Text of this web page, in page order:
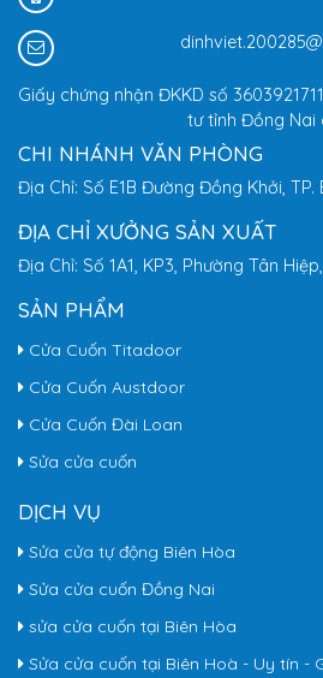
Giấy chứng nhận ĐKKD số
tư tỉnh Đồng Nai
CHI NHÁNH VĂN PHÒNG
Địa Chỉ: Số E1B Đường Đồng Khởi, TP.
ĐỊA CHỈ XƯỞNG SẢN XUẤT
Địa Chỉ: Số 1A1, KP3, Phường Tân
SẢN PHẨM
Cửa Cuốn Titadoor
Cửa Cuốn Austdoor
Cửa Cuốn Đài Loan
Sửa cửa cuốn
DỊCH VỤ
Sửa cửa tự động Biên Hòa
Sửa cửa cuốn Đồng Nai
sửa cửa cuốn tại Biên Hòa
Sửa cửa cuốn tại Biên Hoà - Uy tín -